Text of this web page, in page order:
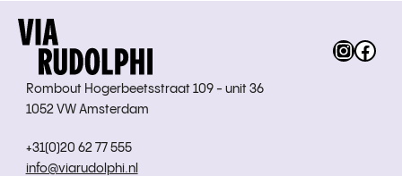
Rombout Hogerbeetsstraat 109 - unit 36
1052 VW Amsterdam
+31(0)20 62 77 555
info@viarudolphi.nl